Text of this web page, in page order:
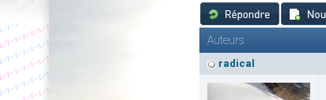
Auteurs
radical